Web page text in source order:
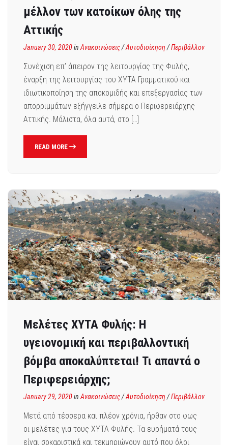
μέλλον των κατοίκων όλης της
Αττικής
January 30, 2020in Ανακοινώσεις/Αυτοδιοίκηση /Περιβάλλον
Συνέχιση επ’ άπειρον της λειτουργίας της Φυλής,
έναρξη της λειτουργίας του ΧΥΤΑ Γραμματικού και
ιδιωτικοποίηση της αποκομιδής και επεξεργασίας των
απορριμμάτων εξήγγειλε σήμερα ο Περιφερειάρχης
Αττικής. Μάλιστα, όλα αυτά, στο […]
READ MORE
Μελέτες ΧΥΤΑ Φυλής: Η
υγειονομική και περιβαλλοντική
βόμβα αποκαλύπτεται! Τι απαντά ο
Περιφερειάρχης;
January 29, 2020in Ανακοινώσεις/Αυτοδιοίκηση /Περιβάλλον
Μετά από τέσσερα και πλέον χρόνια, ήρθαν στο φως
οι μελέτες για τους ΧΥΤΑ Φυλής. Τα ευρήματά τους
είναι σοκαριστικά και τεκμηριώνουν αυτό που όλοι